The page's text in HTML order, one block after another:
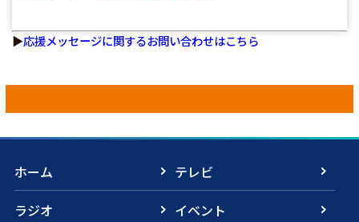
▶応援メッセージに関するお問い合わせはこちら
ホーム
テレビ
ラジオ
イベント